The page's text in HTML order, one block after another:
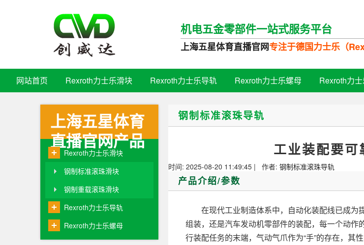
机电五金零部件一站式服务平台
上海五星体育直播官网专注于德国力士乐（
网站首页 Rexroth力士乐滑块 Rexroth力士乐导轨 Rexroth力士乐螺母 Rexroth力
上海五星体育
直播官网产品
Rexroth力士乐滑块
钢制标准滚珠滑块
钢制重载滚珠滑块
Rexroth力士乐导轨
Rexroth力士乐螺母
钢制标准滚珠导轨
工业装配要可
时间: 2025-08-20 11:49:45 | 作者: 钢制标准滚珠导轨
产品介绍/参数
在现代工业制造体系中，自动化装配线已成为
组装，还是汽车发动机零部件的装配，每一个动
行装配任务的末端，气动气爪作为“手”的存在，其